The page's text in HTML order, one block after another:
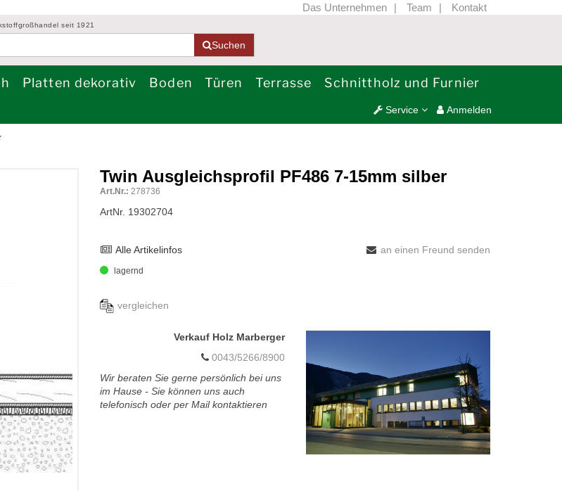
Das Unternehmen Team Kontakt
seit 1921
Suchen
Platten dekorativ Boden Türen Terrasse Schnittholz und Furnier
Anmelden
Service
Twin Ausgleichsprofil PF486 7-15mm silber
Art.Nr.: 278736
ArtNr. 19302704
Alle Artikelinfos an einen Freund senden
lagernd
vergleichen
Verkauf Holz Marberger
0043/5266/8900
Wir beraten Sie gerne persönlich bei uns
im Hause - Sie können uns auch
telefonisch oder per Mail kontaktieren